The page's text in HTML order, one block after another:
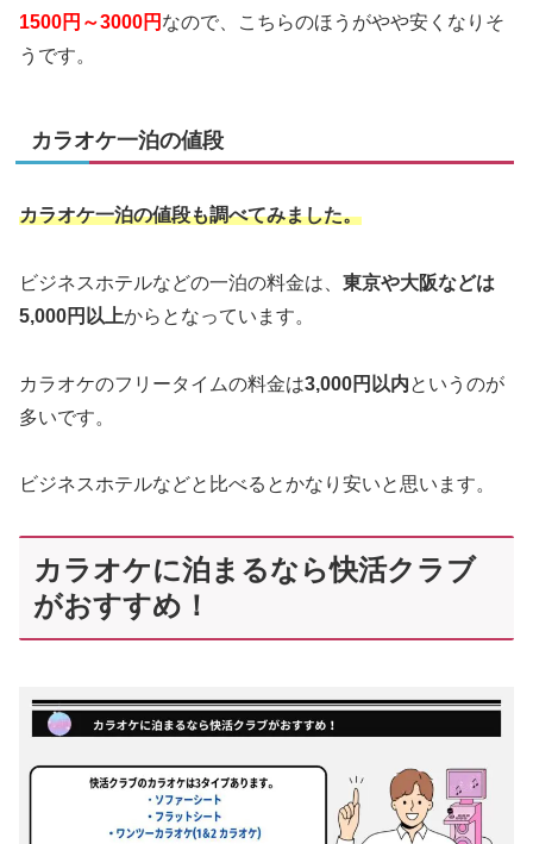
1500円～3000円 なので、こちらのほうがやや安くなりそ
うです。
カラオケ一泊の値段
カラオケ一泊の値段も調べてみました。
ビジネスホテルなどの一泊の料金は、 東京や大阪などは
5,000円以上からとなっています。
カラオケのフリータイムの料金は3,000円以内というのが
多いです。
ビジネスホテルなどと比べるとかなり安いと思います。
カラオケに泊まるなら快活クラブ
がおすすめ！